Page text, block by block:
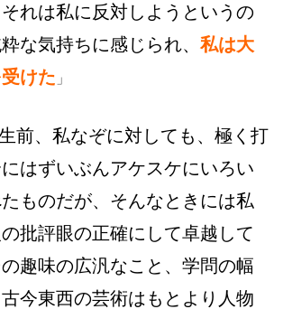
れは私に反対しようというの
な気持ちに感じられ、 私は大
けた 」
前、私なぞに対しても、極く打
はずいぶんアケスケにいろい
ものだが、そんなときには私
批評眼の正確にして卓越して
趣味の広汎なこと、学問の幅
今東西の芸術はもとより人物